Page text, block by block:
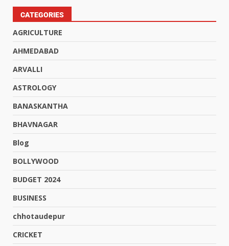
CATEGORIES
AGRICULTURE
AHMEDABAD
ARVALLI
ASTROLOGY
BANASKANTHA
BHAVNAGAR
Blog
BOLLYWOOD
BUDGET 2024
BUSINESS
chhotaudepur
CRICKET